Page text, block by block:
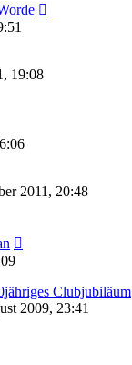
19:08
2011, 20:48
Clubjubiläum
2009, 23:41